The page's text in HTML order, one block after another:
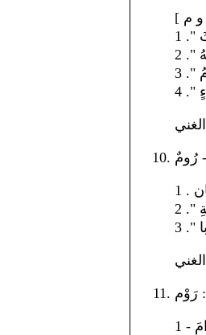
الغني
الغني
رَوْم :